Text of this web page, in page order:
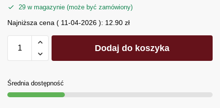
29 w magazynie (może być zamówiony)
Najniższa cena ( 11-04-2026 ): 12.90 zł
Dodaj do koszyka
Średnia dostępność